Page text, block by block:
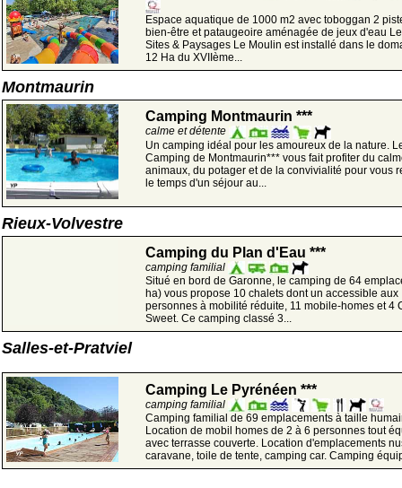
Espace aquatique de 1000 m2 avec toboggan 2
bien-être et pataugeoire aménagée de jeux d'eau
Sites & Paysages Le Moulin est installé dans le
12 Ha du XVIIème...
Montmaurin
Camping Montmaurin ***
calme et détente
Un camping idéal pour les amoureux de la nature.
Camping de Montmaurin*** vous fait profiter du
animaux, du potager et de la convivialité pour vous
le temps d'un séjour au...
Rieux-Volvestre
Camping du Plan d'Eau ***
camping familial
Situé en bord de Garonne, le camping de 64
ha) vous propose 10 chalets dont un accessible aux
personnes à mobilité réduite, 11 mobile-homes et 4
Sweet. Ce camping classé 3...
Salles-et-Pratviel
Camping Le Pyrénéen ***
camping familial
Camping familial de 69 emplacements à taille
Location de mobil homes de 2 à 6 personnes tout
avec terrasse couverte. Location d'emplacements
caravane, toile de tente, camping car. Camping